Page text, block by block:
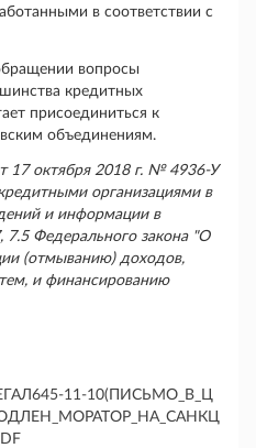
в соответствии с
вопросы
кредитных
присоединиться к
объединениям.
17 октября 2018 г. № 4936-У
организациями в
и информации в
7.5 Федерального закона "О
(отмыванию) доходов,
и финансированию
11-10(ПИСЬМО_В_Ц